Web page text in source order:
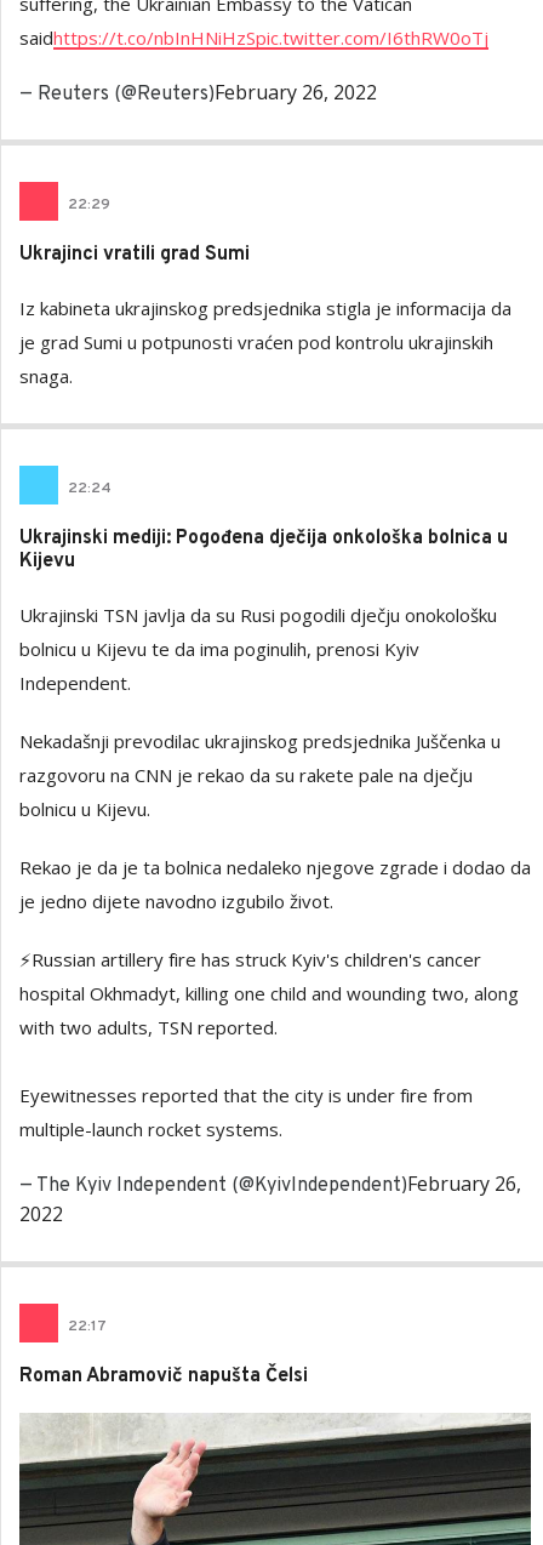
saidhttps://t.co/nbInHNiHzSpic.twitter.com/I6thRW0oTj
— Reuters (@Reuters)February 26, 2022
22:29
Ukrajinci vratili grad Sumi
Iz kabineta ukrajinskog predsjednika stigla je informacija da
je grad Sumi u potpunosti vraćen pod kontrolu ukrajinskih
snaga.
22:24
Ukrajinski mediji: Pogođena dječija onkološka bolnica u
Kijevu
Ukrajinski TSN javlja da su Rusi pogodili dječju onokološku
bolnicu u Kijevu te da ima poginulih, prenosi Kyiv
Independent.
Nekadašnji prevodilac ukrajinskog predsjednika Juščenka u
razgovoru na CNN je rekao da su rakete pale na dječju
bolnicu u Kijevu.
Rekao je da je ta bolnica nedaleko njegove zgrade i dodao da
je jedno dijete navodno izgubilo život.
⚡️Russian artillery fire has struck Kyiv's children's cancer
hospital Okhmadyt, killing one child and wounding two, along
with two adults, TSN reported.
Eyewitnesses reported that the city is under fire from
multiple-launch rocket systems.
— The Kyiv Independent (@KyivIndependent)February 26,
2022
22:17
Roman Abramovič napušta Čelsi